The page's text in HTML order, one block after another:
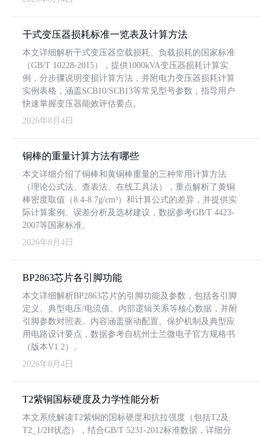
干式变压器损耗标准一览表及计算方法
本文详细解析干式变压器空载损耗、负载损耗的国家标准
（GB/T 10228-2015），提供1000kVA变压器损耗计算实
例，分步骤说明变损计算方法，并附电力变压器损耗计算
实例表格，涵盖SCB10/SCB13等常见型号参数，指导用户
快速掌握变压器能效评估要点。
2026年8月4日
铜棒的重量计算方法有哪些
本文详细介绍了铜棒和黄铜棒重量的三种常用计算方法
（理论公式法、查表法、在线工具法），重点解析了黄铜
棒密度取值（8.4-8.7g/cm³）和计算公式的差异，并提供实
际计算案例、误差分析及选材建议，数据参考GB/T 4423-
2007等国家标准。
2026年8月4日
BP2863芯片各引脚功能
本文详细解析BP2863芯片的引脚功能及参数，包括各引脚
定义、典型电压/电流值、内部逻辑关系等核心数据，并附
引脚参数对照表。内容涵盖驱动配置、保护机制及典型应
用电路设计要点，数据参考自杭州士兰微电子官方规格书
（版本V1.2）。
2026年8月4日
T2紫铜国标硬度及力学性能分析
本文系统解读T2紫铜的国标硬度和抗拉强度（包括T2及
T2_1/2H状态），结合GB/T 5231-2012标准数据，详细分